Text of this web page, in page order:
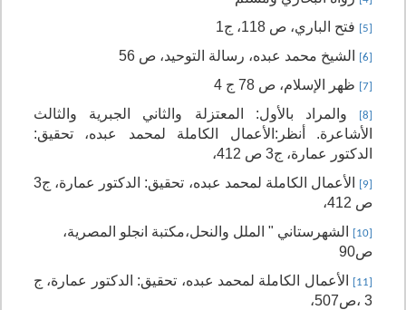
[5] فتح الباري، ص 118، ج1
[6] الشيخ محمد عبده، رسالة التوحيد، ص 56
[7] ظهر الإسلام، ص 78 ج 4
[8]
والمراد بالأول: المعتزلة والثاني الجبرية والثالث
الأشاعرة. أنظر: الأعمال الكاملة لمحمد عبده، تحقيق:
الدكتور عمارة، ج3 ص 412،
[9]
الأعمال الكاملة لمحمد عبده، تحقيق: الدكتور عمارة، ج3
ص 412،
[10]
الشهرستاني " الملل والنحل،مكتبة انجلو المصرية،
ص90
[11] الأعمال الكاملة لمحمد عبده، تحقيق: الدكتور عمارة، ج
3 ،ص507،